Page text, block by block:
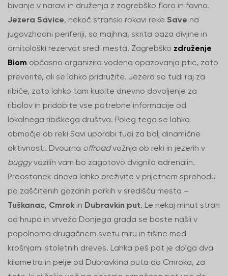
bivanje v naravi in druženja z zagrebško floro in favno.
Jezera Savice, nekoč stranski rokavi reke Save na
jugovzhodni periferiji, so majhna, skrita oaza divjine in
ornitološki rezervat sredi mesta. Zagrebško združenje
Biom občasno organizira vodena opazovanja ptic, zato
preverite, ali se lahko pridružite. Jezera so tudi raj za
ribiče, zato lahko tam kupite dnevno dovoljenje za
ribolov in pridobite vse potrebne informacije od
lokalnega ribiškega društva. Poleg tega se lahko
območje ob reki Savi uporabi tudi za bolj dinamične
aktivnosti. Dvourna offroadvožnja ob reki in jezerih v
buggyvozilih vam bo zagotovo dvignila adrenalin.
Preostanek dneva lahko preživite v prijetnem sprehodu
po zaščitenih gozdnih parkih v središču mesta –
Tuškanac, Cmrok in Dubravkin put. Le nekaj minut stran
od hrupa in vrveža Donjega grada se boste našli v
popolnoma drugačnem svetu miru in tišine med
krošnjami stoletnih dreves. Lahka peš pot je dolga dva
kilometra in pelje od Dubravkina puta do Cmroka, za